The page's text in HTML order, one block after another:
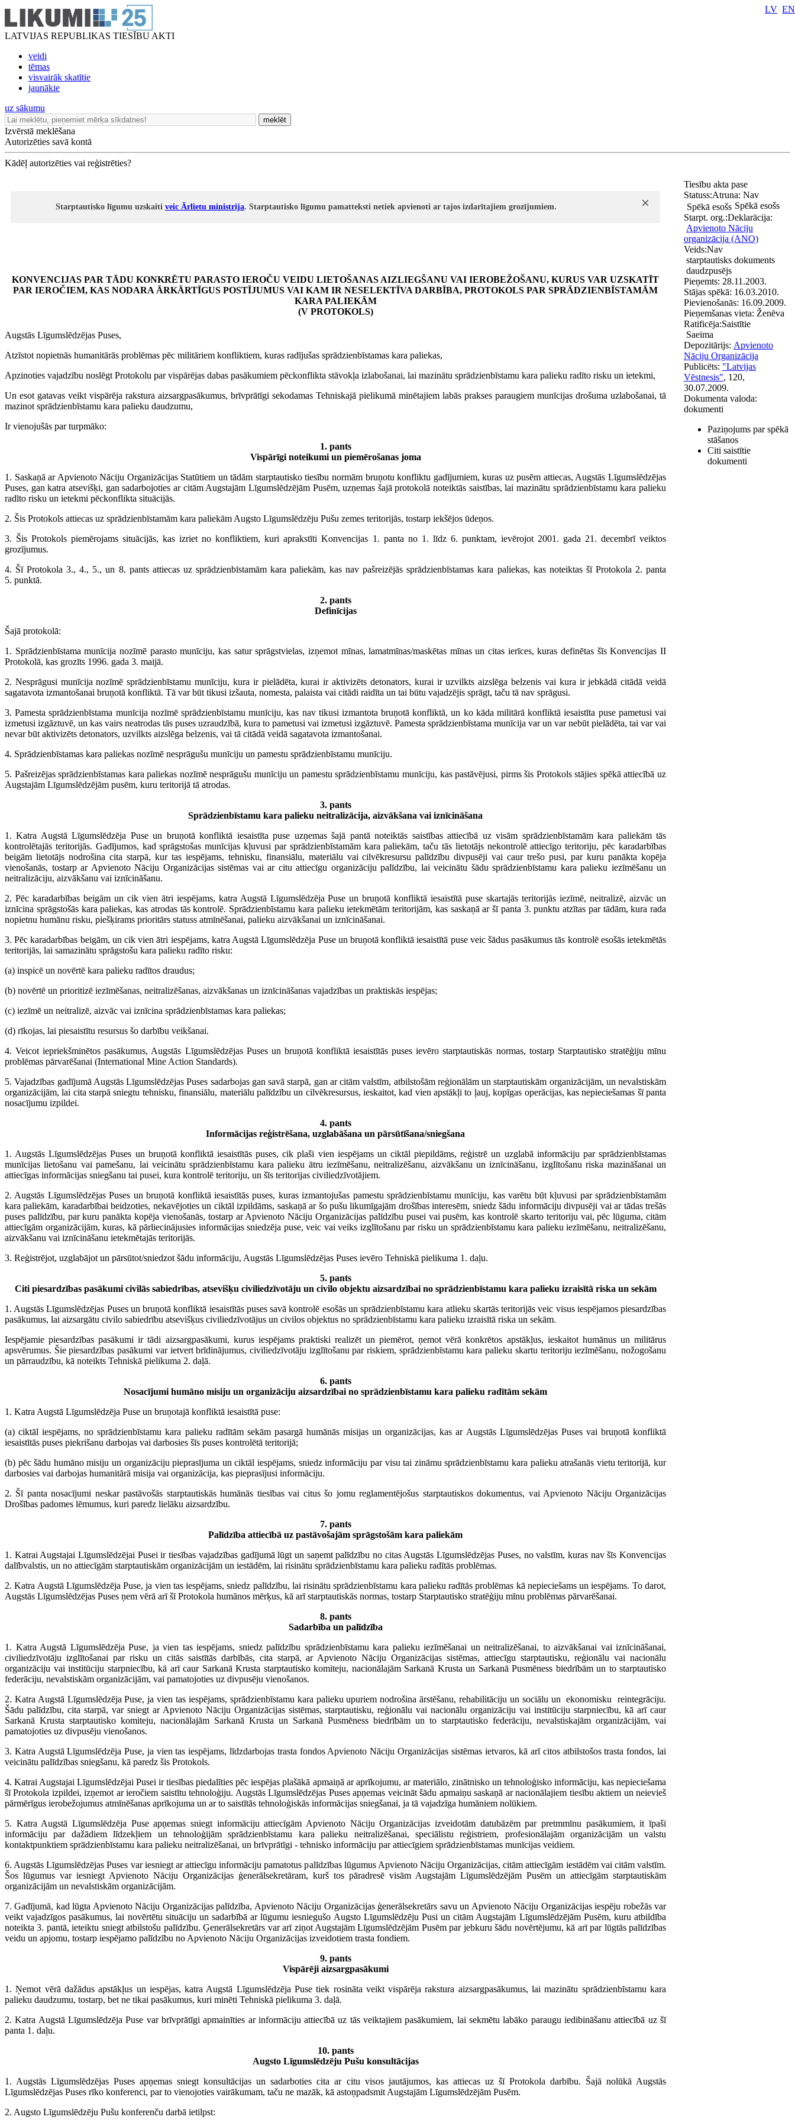
LATVIJAS REPUBLIKAS TIESĪBU AKTI
veidi
tēmas
visvairāk skatītie
jaunākie
LV EN
uz sākumu
meklēt
Izvērstā meklēšana
Autorizēties savā kontā
Kādēļ autorizēties vai reģistrēties?
Starptautisko līgumu uzskaiti veic Ārlietu ministrija. Starptautisko līgumu pamatteksti netiek apvienoti ar tajos izdarītajiem grozījumiem.
KONVENCIJAS PAR TĀDU KONKRĒTU PARASTO IEROČU VEIDU LIETOŠANAS AIZLIEGŠANU VAI IEROBEŽOŠANU, KURUS VAR UZSKATĪT
PAR IEROČIEM, KAS NODARA ĀRKĀRTĪGUS POSTĪJUMUS VAI KAM IR NESELEKTĪVA DARBĪBA, PROTOKOLS PAR SPRĀDZIENBĪSTAMĀM
KARA PALIEKĀM
(V PROTOKOLS)
Augstās Līgumslēdzējas Puses,
Atzīstot nopietnās humanitārās problēmas pēc militāriem konfliktiem, kuras radījušas sprādzienbīstamas kara paliekas,
Apzinoties vajadzību noslēgt Protokolu par vispārējas dabas pasākumiem pēckonflikta stāvokļa izlabošanai, lai mazinātu sprādzienbīstamu kara palieku radīto risku un ietekmi,
Un esot gatavas veikt vispārēja rakstura aizsargpasākumus, brīvprātīgi sekodamas Tehniskajā pielikumā minētajiem labās prakses paraugiem munīcijas drošuma uzlabošanai, tā
mazinot sprādzienbīstamu kara palieku daudzumu,
Ir vienojušās par turpmāko:
1. pants
Vispārīgi noteikumi un piemērošanas joma
1. Saskaņā ar Apvienoto Nāciju Organizācijas Statūtiem un tādām starptautisko tiesību normām bruņotu konfliktu gadījumiem, kuras uz pusēm attiecas, Augstās Līgumslēdzējas
Puses, gan katra atsevišķi, gan sadarbojoties ar citām Augstajām Līgumslēdzējām Pusēm, uzņemas šajā protokolā noteiktās saistības, lai mazinātu sprādzienbīstamu kara palieku
radīto risku un ietekmi pēckonflikta situācijās.
2. Šis Protokols attiecas uz sprādzienbīstamām kara paliekām Augsto Līgumslēdzēju Pušu zemes teritorijās, tostarp iekšējos ūdeņos.
3. Šis Protokols piemērojams situācijās, kas izriet no konfliktiem, kuri aprakstīti Konvencijas 1. panta no 1. līdz 6. punktam, ievērojot 2001. gada 21. decembrī veiktos
grozījumus.
4. Šī Protokola 3., 4., 5., un 8. pants attiecas uz sprādzienbīstamām kara paliekām, kas nav pašreizējās sprādzienbīstamas kara paliekas, kas noteiktas šī Protokola 2. panta
5. punktā.
2. pants
Definīcijas
Šajā protokolā:
1. Sprādzienbīstama munīcija nozīmē parasto munīciju, kas satur sprāgstvielas, izņemot mīnas, lamatmīnas/maskētas mīnas un citas ierīces, kuras definētas šīs Konvencijas II
Protokolā, kas grozīts 1996. gada 3. maijā.
2. Nesprāgusi munīcija nozīmē sprādzienbīstamu munīciju, kura ir pielādēta, kurai ir aktivizēts detonators, kurai ir uzvilkts aizslēga belzenis vai kura ir jebkādā citādā veidā
sagatavota izmantošanai bruņotā konfliktā. Tā var būt tikusi izšauta, nomesta, palaista vai citādi raidīta un tai būtu vajadzējis sprāgt, taču tā nav sprāgusi.
3. Pamesta sprādzienbīstama munīcija nozīmē sprādzienbīstamu munīciju, kas nav tikusi izmantota bruņotā konfliktā, un ko kāda militārā konfliktā iesaistīta puse pametusi vai
izmetusi izgāztuvē, un kas vairs neatrodas tās puses uzraudzībā, kura to pametusi vai izmetusi izgāztuvē. Pamesta sprādzienbīstama munīcija var un var nebūt pielādēta, tai var vai
nevar būt aktivizēts detonators, uzvilkts aizslēga belzenis, vai tā citādā veidā sagatavota izmantošanai.
4. Sprādzienbīstamas kara paliekas nozīmē nesprāgušu munīciju un pamestu sprādzienbīstamu munīciju.
5. Pašreizējas sprādzienbīstamas kara paliekas nozīmē nesprāgušu munīciju un pamestu sprādzienbīstamu munīciju, kas pastāvējusi, pirms šis Protokols stājies spēkā attiecībā uz
Augstajām Līgumslēdzējām pusēm, kuru teritorijā tā atrodas.
3. pants
Sprādzienbīstamu kara palieku neitralizācija, aizvākšana vai iznīcināšana
1. Katra Augstā Līgumslēdzēja Puse un bruņotā konfliktā iesaistīta puse uzņemas šajā pantā noteiktās saistības attiecībā uz visām sprādzienbīstamām kara paliekām tās
kontrolētajās teritorijās. Gadījumos, kad sprāgstošas munīcijas kļuvusi par sprādzienbīstamām kara paliekām, taču tās lietotājs nekontrolē attiecīgo teritoriju, pēc karadarbības
beigām lietotājs nodrošina cita starpā, kur tas iespējams, tehnisku, finansiālu, materiālu vai cilvēkresursu palīdzību divpusēji vai caur trešo pusi, par kuru panākta kopēja
vienošanās, tostarp ar Apvienoto Nāciju Organizācijas sistēmas vai ar citu attiecīgu organizāciju palīdzību, lai veicinātu šādu sprādzienbīstamu kara palieku iezīmēšanu un
neitralizāciju, aizvākšanu vai iznīcināšanu.
2. Pēc karadarbības beigām un cik vien ātri iespējams, katra Augstā Līgumslēdzēja Puse un bruņotā konfliktā iesaistītā puse skartajās teritorijās iezīmē, neitralizē, aizvāc un
iznīcina sprāgstošās kara paliekas, kas atrodas tās kontrolē. Sprādzienbīstamu kara palieku ietekmētām teritorijām, kas saskaņā ar šī panta 3. punktu atzītas par tādām, kura rada
nopietnu humānu risku, piešķirams prioritārs statuss atmīnēšanai, palieku aizvākšanai un iznīcināšanai.
3. Pēc karadarbības beigām, un cik vien ātri iespējams, katra Augstā Līgumslēdzēja Puse un bruņotā konfliktā iesaistītā puse veic šādus pasākumus tās kontrolē esošās ietekmētās
teritorijās, lai samazinātu sprāgstošu kara palieku radīto risku:
(a) inspicē un novērtē kara palieku radītos draudus;
(b) novērtē un prioritizē iezīmēšanas, neitralizēšanas, aizvākšanas un iznīcināšanas vajadzības un praktiskās iespējas;
(c) iezīmē un neitralizē, aizvāc vai iznīcina sprādzienbīstamas kara paliekas;
(d) rīkojas, lai piesaistītu resursus šo darbību veikšanai.
4. Veicot iepriekšminētos pasākumus, Augstās Līgumslēdzējas Puses un bruņotā konfliktā iesaistītās puses ievēro starptautiskās normas, tostarp Starptautisko stratēģiju mīnu
problēmas pārvarēšanai (International Mine Action Standards).
5. Vajadzības gadījumā Augstās Līgumslēdzējas Puses sadarbojas gan savā starpā, gan ar citām valstīm, atbilstošām reģionālām un starptautiskām organizācijām, un nevalstiskām
organizācijām, lai cita starpā sniegtu tehnisku, finansiālu, materiālu palīdzību un cilvēkresursus, ieskaitot, kad vien apstākļi to ļauj, kopīgas operācijas, kas nepieciešamas šī panta
nosacījumu izpildei.
4. pants
Informācijas reģistrēšana, uzglabāšana un pārsūtīšana/sniegšana
1. Augstās Līgumslēdzējas Puses un bruņotā konfliktā iesaistītās puses, cik plaši vien iespējams un ciktāl piepildāms, reģistrē un uzglabā informāciju par sprādzienbīstamas
munīcijas lietošanu vai pamešanu, lai veicinātu sprādzienbīstamu kara palieku ātru iezīmēšanu, neitralizēšanu, aizvākšanu un iznīcināšanu, izglītošanu riska mazināšanai un
attiecīgas informācijas sniegšanu tai pusei, kura kontrolē teritoriju, un šīs teritorijas civiliedzīvotājiem.
2. Augstās Līgumslēdzējas Puses un bruņotā konfliktā iesaistītās puses, kuras izmantojušas pamestu sprādzienbīstamu munīciju, kas varētu būt kļuvusi par sprādzienbīstamām
kara paliekām, karadarbībai beidzoties, nekavējoties un ciktāl izpildāms, saskaņā ar šo pušu likumīgajām drošības interesēm, sniedz šādu informāciju divpusēji vai ar tādas trešās
puses palīdzību, par kuru panākta kopēja vienošanās, tostarp ar Apvienoto Nāciju Organizācijas palīdzību pusei vai pusēm, kas kontrolē skarto teritoriju vai, pēc lūguma, citām
attiecīgām organizācijām, kuras, kā pārliecinājusies informācijas sniedzēja puse, veic vai veiks izglītošanu par risku un sprādzienbīstamu kara palieku iezīmēšanu, neitralizēšanu,
aizvākšanu vai iznīcināšanu ietekmētajās teritorijās.
3. Reģistrējot, uzglabājot un pārsūtot/sniedzot šādu informāciju, Augstās Līgumslēdzējas Puses ievēro Tehniskā pielikuma 1. daļu.
5. pants
Citi piesardzības pasākumi civilās sabiedrības, atsevišķu civiliedzīvotāju un civilo objektu aizsardzībai no sprādzienbīstamu kara palieku izraisītā riska un sekām
1. Augstās Līgumslēdzējas Puses un bruņotā konfliktā iesaistītās puses savā kontrolē esošās un sprādzienbīstamu kara atlieku skartās teritorijās veic visus iespējamos piesardzības
pasākumus, lai aizsargātu civilo sabiedrību atsevišķus civiliedzīvotājus un civilos objektus no sprādzienbīstamu kara palieku izraisītā riska un sekām.
Iespējamie piesardzības pasākumi ir tādi aizsargpasākumi, kurus iespējams praktiski realizēt un piemērot, ņemot vērā konkrētos apstākļus, ieskaitot humānus un militārus
apsvērumus. Šie piesardzības pasākumi var ietvert brīdinājumus, civiliedzīvotāju izglītošanu par riskiem, sprādzienbīstamu kara palieku skartu teritoriju iezīmēšanu, nožogošanu
un pārraudzību, kā noteikts Tehniskā pielikuma 2. daļā.
6. pants
Nosacījumi humāno misiju un organizāciju aizsardzībai no sprādzienbīstamu kara palieku radītām sekām
1. Katra Augstā Līgumslēdzēja Puse un bruņotajā konfliktā iesaistītā puse:
(a) ciktāl iespējams, no sprādzienbīstamu kara palieku radītām sekām pasargā humānās misijas un organizācijas, kas ar Augstās Līgumslēdzējas Puses vai bruņotā konfliktā
iesaistītās puses piekrišanu darbojas vai darbosies šīs puses kontrolētā teritorijā;
(b) pēc šādu humāno misiju un organizāciju pieprasījuma un ciktāl iespējams, sniedz informāciju par visu tai zināmu sprādzienbīstamu kara palieku atrašanās vietu teritorijā, kur
darbosies vai darbojas humanitārā misija vai organizācija, kas pieprasījusi informāciju.
2. Šī panta nosacījumi neskar pastāvošās starptautiskās humānās tiesības vai citus šo jomu reglamentējošus starptautiskos dokumentus, vai Apvienoto Nāciju Organizācijas
Drošības padomes lēmumus, kuri paredz lielāku aizsardzību.
7. pants
Palīdzība attiecībā uz pastāvošajām sprāgstošām kara paliekām
1. Katrai Augstajai Līgumslēdzējai Pusei ir tiesības vajadzības gadījumā lūgt un saņemt palīdzību no citas Augstās Līgumslēdzējas Puses, no valstīm, kuras nav šīs Konvencijas
dalībvalstis, un no attiecīgām starptautiskām organizācijām un iestādēm, lai risinātu sprādzienbīstamu kara palieku radītās problēmas.
2. Katra Augstā Līgumslēdzēja Puse, ja vien tas iespējams, sniedz palīdzību, lai risinātu sprādzienbīstamu kara palieku radītās problēmas kā nepieciešams un iespējams. To darot,
Augstās Līgumslēdzējas Puses ņem vērā arī šī Protokola humānos mērķus, kā arī starptautiskās normas, tostarp Starptautisko stratēģiju mīnu problēmas pārvarēšanai.
8. pants
Sadarbība un palīdzība
1. Katra Augstā Līgumslēdzēja Puse, ja vien tas iespējams, sniedz palīdzību sprādzienbīstamu kara palieku iezīmēšanai un neitralizēšanai, to aizvākšanai vai iznīcināšanai,
civiliedzīvotāju izglītošanai par risku un citās saistītās darbībās, cita starpā, ar Apvienoto Nāciju Organizācijas sistēmas, attiecīgu starptautisku, reģionālu vai nacionālu
organizāciju vai institūciju starpniecību, kā arī caur Sarkanā Krusta starptautisko komiteju, nacionālajām Sarkanā Krusta un Sarkanā Pusmēness biedrībām un to starptautisko
federāciju, nevalstiskām organizācijām, vai pamatojoties uz divpusēju vienošanos.
2. Katra Augstā Līgumslēdzēja Puse, ja vien tas iespējams, sprādzienbīstamu kara palieku upuriem nodrošina ārstēšanu, rehabilitāciju un sociālu un ekonomisku reintegrāciju.
Šādu palīdzību, cita starpā, var sniegt ar Apvienoto Nāciju Organizācijas sistēmas, starptautisku, reģionālu vai nacionālu organizāciju vai institūciju starpniecību, kā arī caur
Sarkanā Krusta starptautisko komiteju, nacionālajām Sarkanā Krusta un Sarkanā Pusmēness biedrībām un to starptautisko federāciju, nevalstiskajām organizācijām, vai
pamatojoties uz divpusēju vienošanos.
3. Katra Augstā Līgumslēdzēja Puse, ja vien tas iespējams, līdzdarbojas trasta fondos Apvienoto Nāciju Organizācijas sistēmas ietvaros, kā arī citos atbilstošos trasta fondos, lai
veicinātu palīdzības sniegšanu, kā paredz šis Protokols.
4. Katrai Augstajai Līgumslēdzējai Pusei ir tiesības piedalīties pēc iespējas plašākā apmaiņā ar aprīkojumu, ar materiālo, zinātnisko un tehnoloģisko informāciju, kas nepieciešama
šī Protokola izpildei, izņemot ar ieročiem saistītu tehnoloģiju. Augstās Līgumslēdzējas Puses apņemas veicināt šādu apmaiņu saskaņā ar nacionālajiem tiesību aktiem un neievieš
pārmērīgus ierobežojumus atmīnēšanas aprīkojuma un ar to saistītās tehnoloģiskās informācijas sniegšanai, ja tā vajadzīga humāniem nolūkiem.
5. Katra Augstā Līgumslēdzēja Puse apņemas sniegt informāciju attiecīgām Apvienoto Nāciju Organizācijas izveidotām datubāzēm par pretmmīnu pasākumiem, it īpaši
informāciju par dažādiem līdzekļiem un tehnoloģijām sprādzienbīstamu kara palieku neitralizēšanai, speciālistu reģistriem, profesionālajām organizācijām un valstu
kontaktpunktiem sprādzienbīstamu kara palieku neitralizēšanai, un brīvprātīgi - tehnisko informāciju par attiecīgiem sprādzienbīstamas munīcijas veidiem.
6. Augstās Līgumslēdzējas Puses var iesniegt ar attiecīgu informāciju pamatotus palīdzības lūgumus Apvienoto Nāciju Organizācijas, citām attiecīgām iestādēm vai citām valstīm.
Šos lūgumus var iesniegt Apvienoto Nāciju Organizācijas ģenerālsekretāram, kurš tos pāradresē visām Augstajām Līgumslēdzējām Pusēm un attiecīgām starptautiskām
organizācijām un nevalstiskām organizācijām.
7. Gadījumā, kad lūgta Apvienoto Nāciju Organizācijas palīdzība, Apvienoto Nāciju Organizācijas ģenerālsekretārs savu un Apvienoto Nāciju Organizācijas iespēju robežās var
veikt vajadzīgos pasākumus, lai novērtētu situāciju un sadarbībā ar lūgumu iesniegušo Augsto Līgumslēdzēju Pusi un citām Augstajām Līgumslēdzējām Pusēm, kuru atbildība
noteikta 3. pantā, ieteiktu sniegt atbilstošu palīdzību. Ģenerālsekretārs var arī ziņot Augstajām Līgumslēdzējām Pusēm par jebkuru šādu novērtējumu, kā arī par lūgtās palīdzības
veidu un apjomu, tostarp iespējamo palīdzību no Apvienoto Nāciju Organizācijas izveidotiem trasta fondiem.
9. pants
Vispārēji aizsargpasākumi
1. Ņemot vērā dažādus apstākļus un iespējas, katra Augstā Līgumslēdzēja Puse tiek rosināta veikt vispārēja rakstura aizsargpasākumus, lai mazinātu sprādzienbīstamu kara
palieku daudzumu, tostarp, bet ne tikai pasākumus, kuri minēti Tehniskā pielikuma 3. daļā.
2. Katra Augstā Līgumslēdzēja Puse var brīvprātīgi apmainīties ar informāciju attiecībā uz tās veiktajiem pasākumiem, lai sekmētu labāko paraugu iedibināšanu attiecībā uz šī
panta 1. daļu.
10. pants
Augsto Līgumslēdzēju Pušu konsultācijas
1. Augstās Līgumslēdzējas Puses apņemas sniegt konsultācijas un sadarboties cita ar citu visos jautājumos, kas attiecas uz šī Protokola darbību. Šajā nolūkā Augstās
Līgumslēdzējas Puses rīko konferenci, par to vienojoties vairākumam, taču ne mazāk, kā astoņpadsmit Augstajām Līgumslēdzējām Pusēm.
2. Augsto Līgumslēdzēju Pušu konferenču darbā ietilpst:
Tiesību akta pase
Statuss:
Spēkā esošs Spēkā esošs
Starpt. org.:
Apvienoto Nāciju
organizācija (ANO)
Veids:
starptautisks dokuments
daudzpusējs
Pieņemts: 28.11.2003.
Stājas spēkā: 16.03.2010.
Pievienošanās: 16.09.2009.
Pieņemšanas vieta: Ženēva
Ratificēja:
Saeima
Atruna: Nav
Deklarācija:
Nav
Depozitārijs: Apvienoto
Nāciju Organizācija
Publicēts: "Latvijas
Vēstnesis", 120,
30.07.2009.
Dokumenta valoda:
Saistītie
dokumenti
Paziņojums par spēkā
stāšanos
Citi saistītie
dokumenti